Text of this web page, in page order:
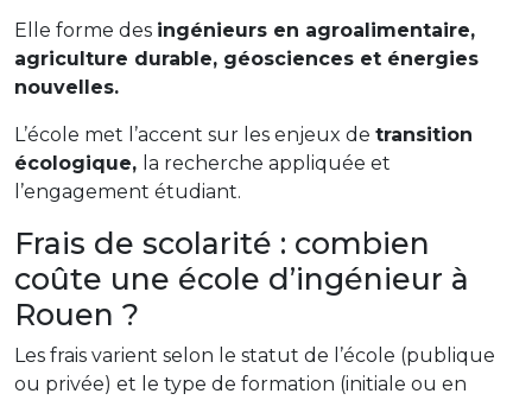
Elle forme des ingénieurs en agroalimentaire,
agriculture durable, géosciences et énergies
nouvelles.
L’école met l’accent sur les enjeux de transition
écologique, la recherche appliquée et
l’engagement étudiant.
Frais de scolarité : combien
coûte une école d’ingénieur à
Rouen ?
Les frais varient selon le statut de l’école (publique
ou privée) et le type de formation (initiale ou en